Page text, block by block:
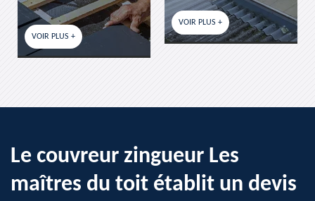
VOIR PLUS + VOIR PLUS +
Le couvreur zingueur Les
maîtres du toit établit un devis